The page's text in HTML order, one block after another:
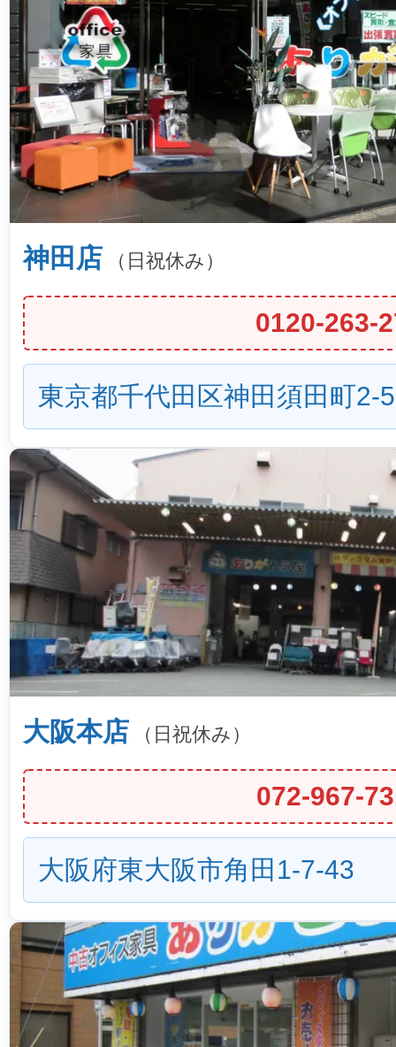
神田店 （日祝休み）
0120-263-
東京都千代田区神田須田町2-
大阪本店 （日祝休み）
072-967-
大阪府東大阪市角田1-7-43